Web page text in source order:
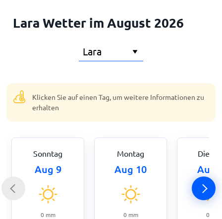
Lara Wetter im August 2026
Klicken Sie auf einen Tag, um weitere Informationen zu
erhalten
Sonntag
Aug 9
0 mm
Montag
Aug 10
0 mm
Aug
0